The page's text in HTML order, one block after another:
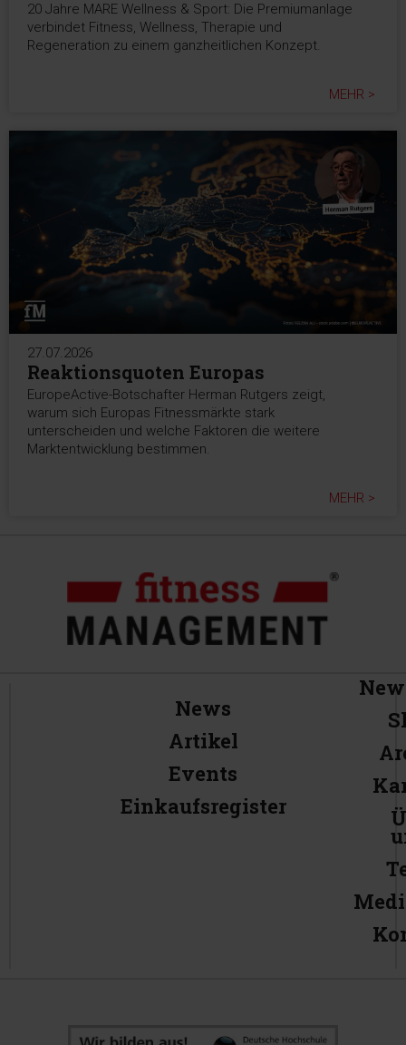
20 Jahre MARE Wellness & Sport: Die Premiumanlage
verbindet Fitness, Wellness, Therapie und
Regeneration zu einem ganzheitlichen Konzept.
MEHR >
27.07.2026
Reaktionsquoten Europas
EuropeActive-Botschafter Herman Rutgers zeigt,
warum sich Europas Fitnessmärkte stark
unterscheiden und welche Faktoren die weitere
Marktentwicklung bestimmen.
MEHR >
News
Artikel
Events
Einkaufsregister